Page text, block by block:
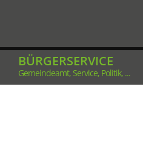
BÜRGERSERVICE
Gemeindeamt, Service, Politik, ...